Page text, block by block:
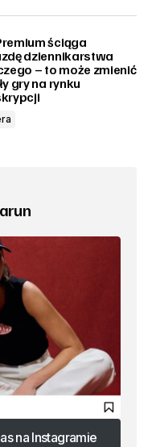
ściąga
dziennikarstwa
– to może zmienić
gry na rynku
na Instagramie